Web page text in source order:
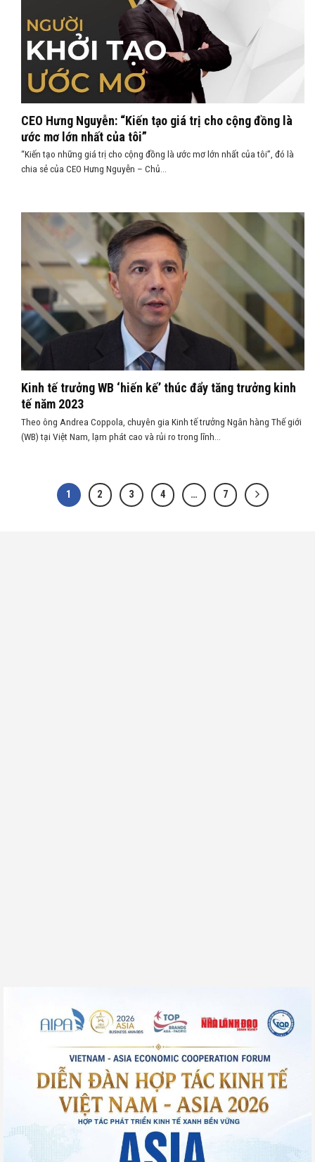
CEO Hưng Nguyễn: “Kiến tạo giá trị cho cộng đồng là
ước mơ lớn nhất của tôi”
“Kiến tạo những giá trị cho cộng đồng là ước mơ lớn nhất của tôi”, đó là
chia sẻ của CEO Hưng Nguyễn – Chủ...
Kinh tế trưởng WB ‘hiến kế’ thúc đẩy tăng trưởng kinh
tế năm 2023
Theo ông Andrea Coppola, chuyên gia Kinh tế trưởng Ngân hàng Thế giới
(WB) tại Việt Nam, lạm phát cao và rủi ro trong lĩnh...
1 2 3 4 … 7